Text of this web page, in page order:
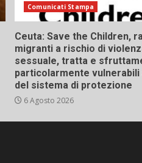
Comunicati Stampa
Ceuta: Save the Children,
migranti a rischio di
sessuale, tratta e
particolarmente
del sistema di protezione
6 Agosto 2026